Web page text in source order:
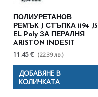
ПОЛИУРЕТАНОВ
РЕМЪК J СТЪПКА 1194 J5
EL Poly ЗА ПЕРАЛНЯ
ARISTON INDESIT
11.45 € (22.39 лв.)
ДОБАВЯНЕ В
КОЛИЧКАТА